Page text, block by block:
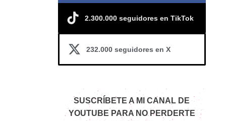
2.300.000 seguidores en TikTok
232.000 seguidores en X
SUSCRÍBETE A MI CANAL DE
YOUTUBE PARA NO PERDERTE